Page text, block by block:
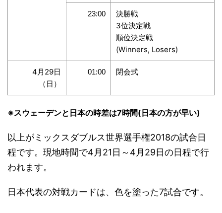
23:00
決勝戦
3位決定戦
順位決定戦
(Winners, Losers)
4月29日
（日）
01:00 閉会式
※スウェーデンと日本の時差は7時間(日本の方が早い)
以上がミックスダブルス世界選手権2018の試合日
程です。現地時間で4月21日～4月29日の日程で行
われます。
日本代表の対戦カードは、色を塗った7試合です。